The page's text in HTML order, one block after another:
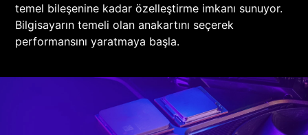
temel bileşenine kadar özelleştirme imkanı sunuyor.
Bilgisayarın temeli olan anakartını seçerek
performansını yaratmaya başla.